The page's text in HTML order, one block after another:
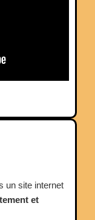
un site internet
et